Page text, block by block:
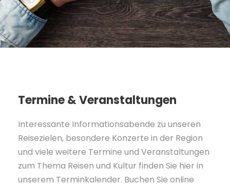
Termine & Veranstaltungen
Interessante Informationsabende zu unseren
Reisezielen, besondere Konzerte in der Region
und viele weitere Termine und Veranstaltungen
zum Thema Reisen und Kultur finden Sie hier in
unserem Terminkalender. Buchen Sie online